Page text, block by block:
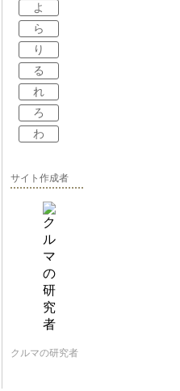
よ
ら
り
る
れ
ろ
わ
サイト作成者
クルマの研究者